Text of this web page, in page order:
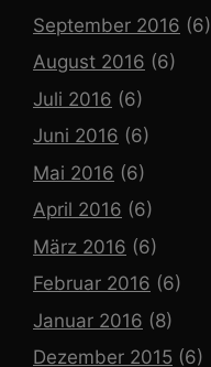
September 2016 (6)
August 2016 (6)
Juli 2016 (6)
Juni 2016 (6)
Mai 2016 (6)
April 2016 (6)
März 2016 (6)
Februar 2016 (6)
Januar 2016 (8)
Dezember 2015 (6)